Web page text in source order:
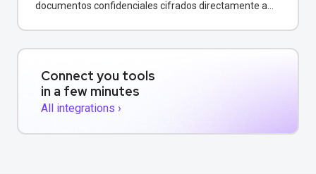
documentos confidenciales cifrados directamente a
Connect you tools
in a few minutes
All integrations ›